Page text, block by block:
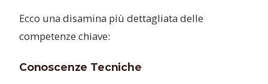
Ecco una disamina più dettagliata delle
competenze chiave:
Conoscenze Tecniche